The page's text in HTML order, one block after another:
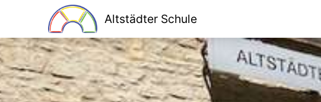
Altstädter Schule
Home
Unsere Schule